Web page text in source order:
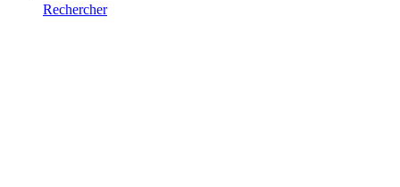
Rechercher